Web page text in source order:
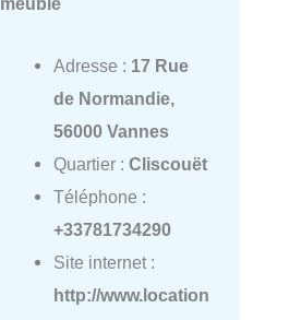
Adresse : 17 Rue
de Normandie,
56000 Vannes
Quartier : Cliscouët
Téléphone :
+33781734290
Site internet :
http://www.location